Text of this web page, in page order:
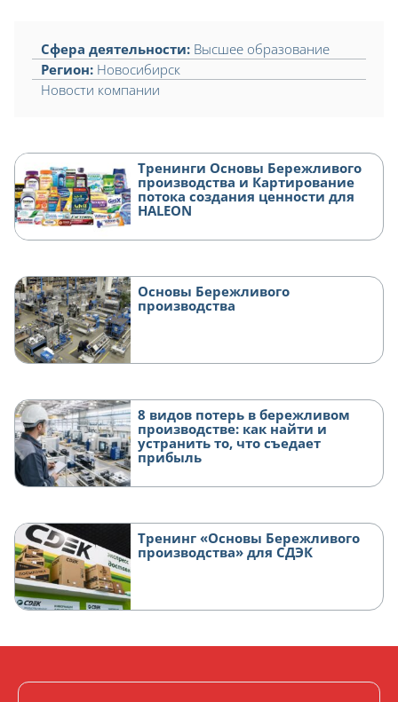
Сфера деятельности: Высшее образование
Регион: Новосибирск
Новости компании
Тренинги Основы Бережливого
производства и Картирование
потока создания ценности для
HALEON
Основы Бережливого
производства
8 видов потерь в бережливом
производстве: как найти и
устранить то, что съедает
прибыль
Тренинг «Основы Бережливого
производства» для СДЭК